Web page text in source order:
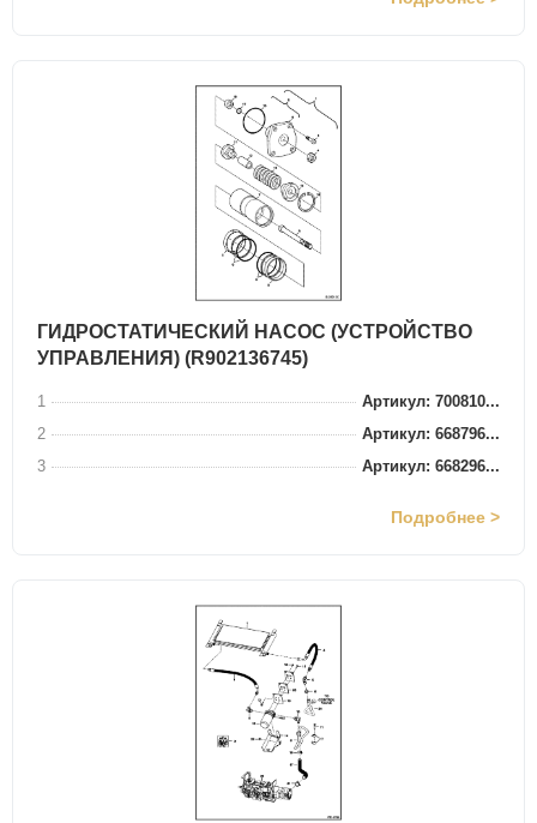
ГИДРОСТАТИЧЕСКИЙ НАСОС (УСТРОЙСТВО
УПРАВЛЕНИЯ) (R902136745)
1
Артикул: 700810...
2
Артикул: 668796...
3
Артикул: 668296...
Подробнее >